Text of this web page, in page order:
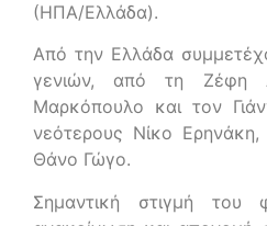
(ΗΠΑ/Ελλάδα).
Από την Ελλάδα
γενιών, από τη Ζέφη
Μαρκόπουλο και τον
νεότερους Νίκο Ερηνάκη,
Θάνο Γώγο.
Σημαντική στιγμή του